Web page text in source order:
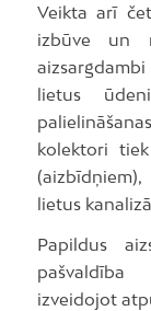
Veikta arī
izbūve un
lietus
kolektori
lietus
Papildus
pašvaldība
izveidojot